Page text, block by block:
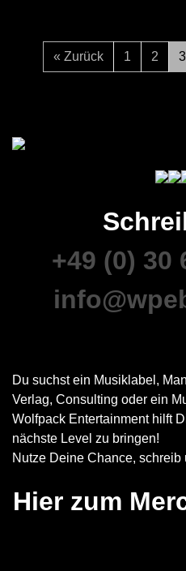
« Zurück 1 2 3
+49 (0) 30
Du suchst ein Musiklabel,
Verlag, Consulting oder ein
Wolfpack Entertainment hilft
nächste Level zu bringen!
Nutze Deine Chance, schreib
Hier zum